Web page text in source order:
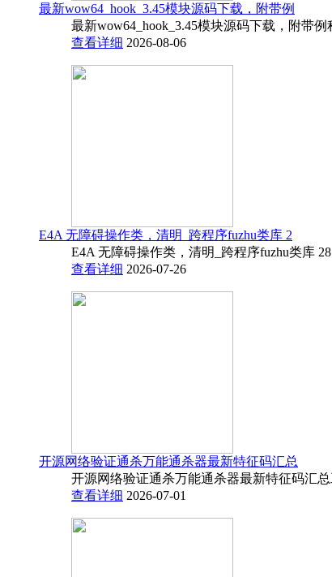
最新wow64_hook_3.45模块源码下载，附带例
最新wow64_hook_3.45模块源码下载，附带
查看详细 2026-08-06
E4A 无障碍操作类，清明_跨程序fuzhu类库 2
E4A 无障碍操作类，清明_跨程序fuzhu类库
查看详细 2026-07-26
开源网络验证通杀万能通杀器最新特征码汇总
开源网络验证通杀万能通杀器最新特征码汇
查看详细 2026-07-01